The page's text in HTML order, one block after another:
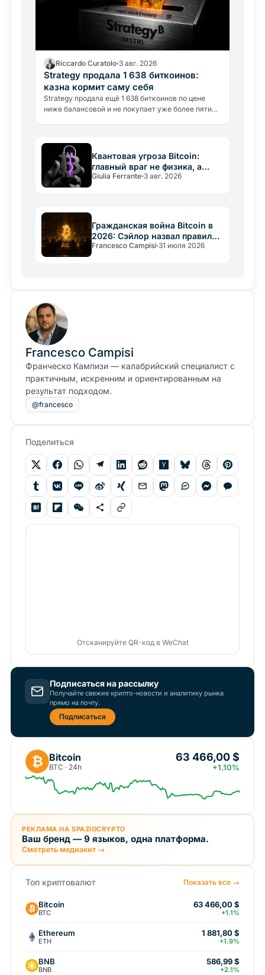
Riccardo Curatolo 3 авг. 2026
Strategy продала 1 638 биткоинов:
казна кормит саму себя
Strategy продала ещё 1 638 биткоинов по цене
ниже балансовой и не покупает уже более пяти
Квантовая угроза Bitcoin:
главный враг не физика, а
медлительность
Giulia Ferrante 3 авг. 2026
Гражданская война Bitcoin в
2026: Сэйлор назвал правила
«конституцией»
Francesco Campisi 31 июля 2026
Francesco Campisi
Франческо Кампизи — калабрийский специалист с
практичным, искренним и ориентированным на
результат подходом.
@francesco
Поделиться
Отсканируйте QR-код в WeChat
Подписаться на рассылку
Получайте свежие крипто-новости и аналитику рынка
прямо на почту.
Подписаться
₿ Bitcoin
BTC · 24h
63 466,00 $
+1.10%
РЕКЛАМА НА SPAZIOCRYPTO
Ваш бренд — 9 языков, одна платформа.
Смотреть медиакит →
Топ криптовалют Показать все →
Bitcoin
BTC
63 466,00 $
+1.1%
Ethereum
ETH
1 881,80 $
+1.9%
BNB
BNB
586,99 $
+2.1%